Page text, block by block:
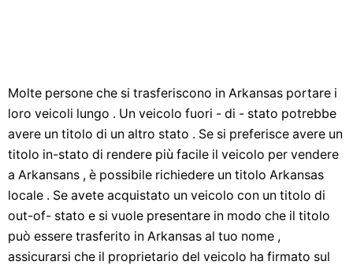
Molte persone che si trasferiscono in Arkansas portare i
loro veicoli lungo . Un veicolo fuori - di - stato potrebbe
avere un titolo di un altro stato . Se si preferisce avere un
titolo in-stato di rendere più facile il veicolo per vendere
a Arkansans , è possibile richiedere un titolo Arkansas
locale . Se avete acquistato un veicolo con un titolo di
out-of- stato e si vuole presentare in modo che il titolo
può essere trasferito in Arkansas al tuo nome ,
assicurarsi che il proprietario del veicolo ha firmato sul